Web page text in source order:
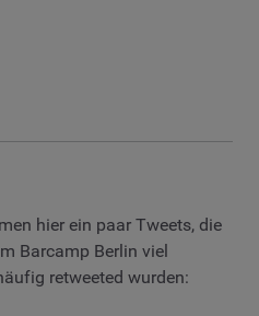
hier ein paar Tweets, die
Barcamp Berlin viel
retweeted wurden: